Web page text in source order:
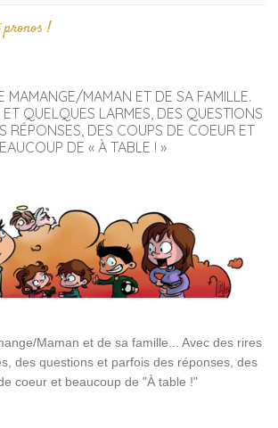
pronos !
MAMANGE/MAMAN ET DE SA FAMILLE.
QUELQUES LARMES, DES QUESTIONS
RÉPONSES, DES COUPS DE COEUR ET
DE « À TABLE ! »
Maman et de sa famille... Avec des rires
des questions et parfois des réponses, des
coeur et beaucoup de "À table !"